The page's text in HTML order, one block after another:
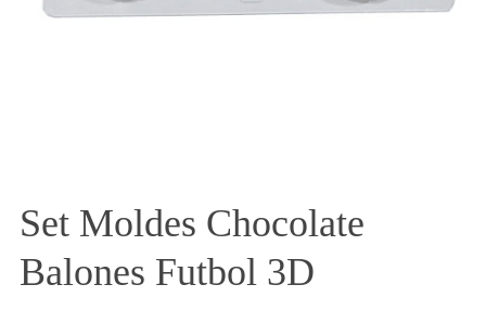
Set Moldes Chocolate
Balones Futbol 3D